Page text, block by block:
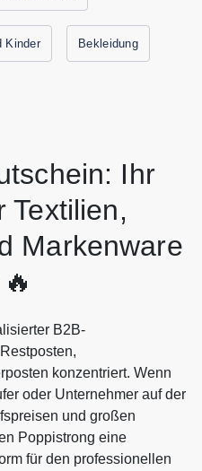
Kinder Bekleidung
Ihr
Textilien,
Markenware
B2B-
konzentriert. Wenn
oder Unternehmer auf der
und großen
Poppistrong eine
für den professionellen